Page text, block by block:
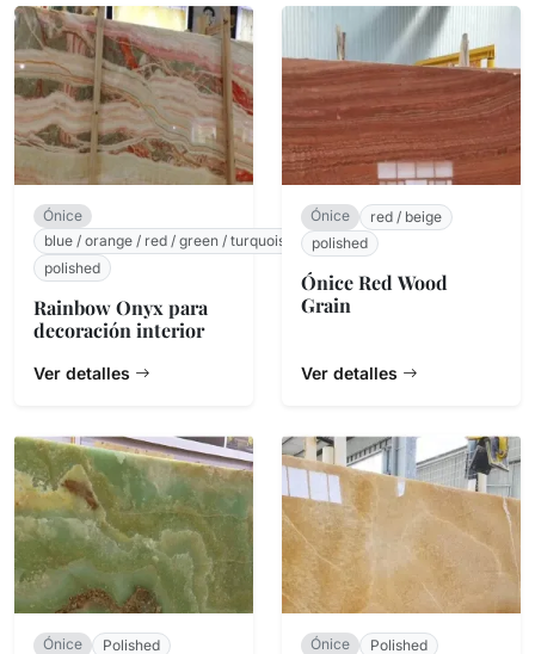
Ónice
blue / orange / red / green / turquoise / white / beige
polished
Rainbow Onyx para
decoración interior
Ver detalles
Ónice
red / beige
polished
Ónice Red Wood
Grain
Ver detalles
Ónice Polished Ónice Polished